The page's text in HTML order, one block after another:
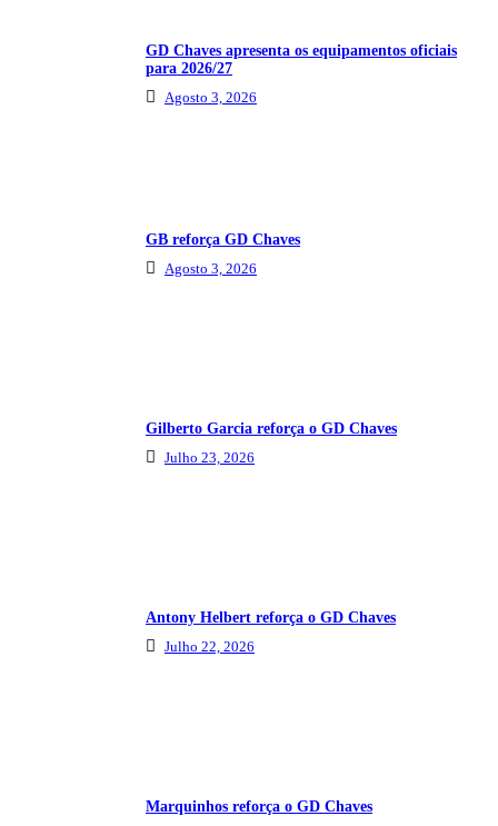
GD Chaves apresenta os equipamentos oficiais
para 2026/27
Agosto 3, 2026
GB reforça GD Chaves
Agosto 3, 2026
Gilberto Garcia reforça o GD Chaves
Julho 23, 2026
Antony Helbert reforça o GD Chaves
Julho 22, 2026
Marquinhos reforça o GD Chaves